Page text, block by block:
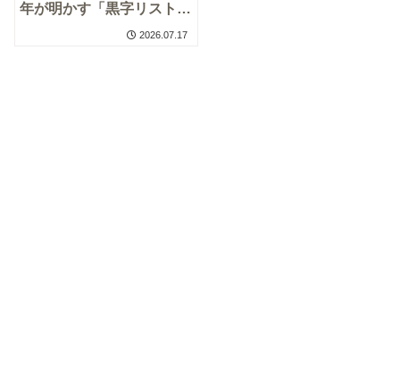
年が明かす「黒字リスト
2026.07.17